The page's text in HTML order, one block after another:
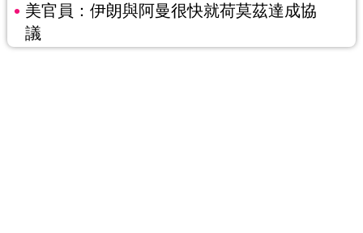
美官員：伊朗與阿曼很快就荷莫茲達成協
議